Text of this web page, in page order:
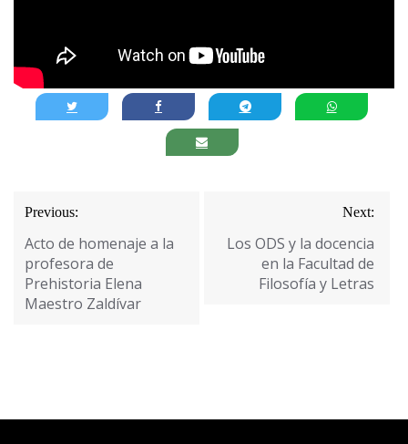
Navegación
de
entradas
Previous:
Acto de homenaje a la
profesora de
Prehistoria Elena
Maestro Zaldívar
Next:
Los ODS y la docencia
en la Facultad de
Filosofía y Letras